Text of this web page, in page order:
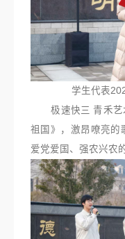
学生代表
极速快三 青禾艺
祖国》，激昂嘹亮的
爱党爱国、强农兴农